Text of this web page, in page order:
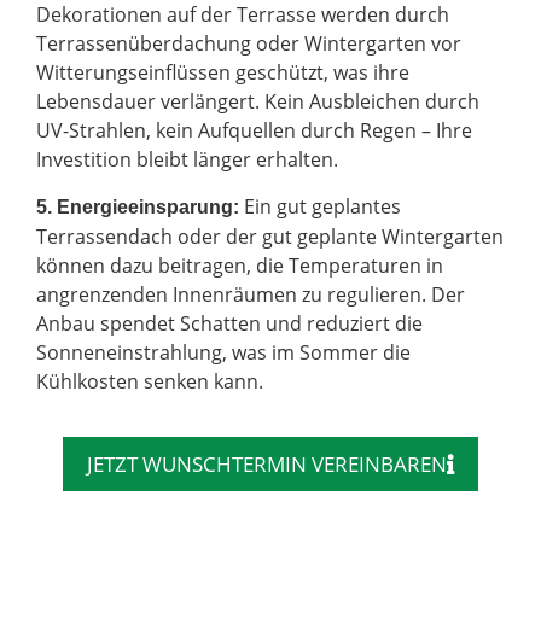
Dekorationen auf der Terrasse werden durch
Terrassenüberdachung oder Wintergarten vor
Witterungseinflüssen geschützt, was ihre
Lebensdauer verlängert. Kein Ausbleichen durch
UV-Strahlen, kein Aufquellen durch Regen – Ihre
Investition bleibt länger erhalten.
5. Energieeinsparung: Ein gut geplantes
Terrassendach oder der gut geplante Wintergarten
können dazu beitragen, die Temperaturen in
angrenzenden Innenräumen zu regulieren. Der
Anbau spendet Schatten und reduziert die
Sonneneinstrahlung, was im Sommer die
Kühlkosten senken kann.
JETZT WUNSCHTERMIN VEREINBAREN